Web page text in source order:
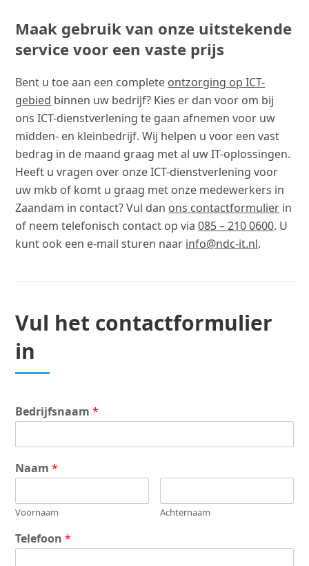
Maak gebruik van onze uitstekende
service voor een vaste prijs
Bent u toe aan een complete ontzorging op ICT-
gebied binnen uw bedrijf? Kies er dan voor om bij
ons ICT-dienstverlening te gaan afnemen voor uw
midden- en kleinbedrijf. Wij helpen u voor een vast
bedrag in de maand graag met al uw IT-oplossingen.
Heeft u vragen over onze ICT-dienstverlening voor
uw mkb of komt u graag met onze medewerkers in
Zaandam in contact? Vul dan ons contactformulier in
of neem telefonisch contact op via085 – 210 0600. U
kunt ook een e-mail sturen naar info@ndc-it.nl.
Vul het contactformulier
in
Bedrijfsnaam*
Naam*
Voornaam Achternaam
Telefoon*